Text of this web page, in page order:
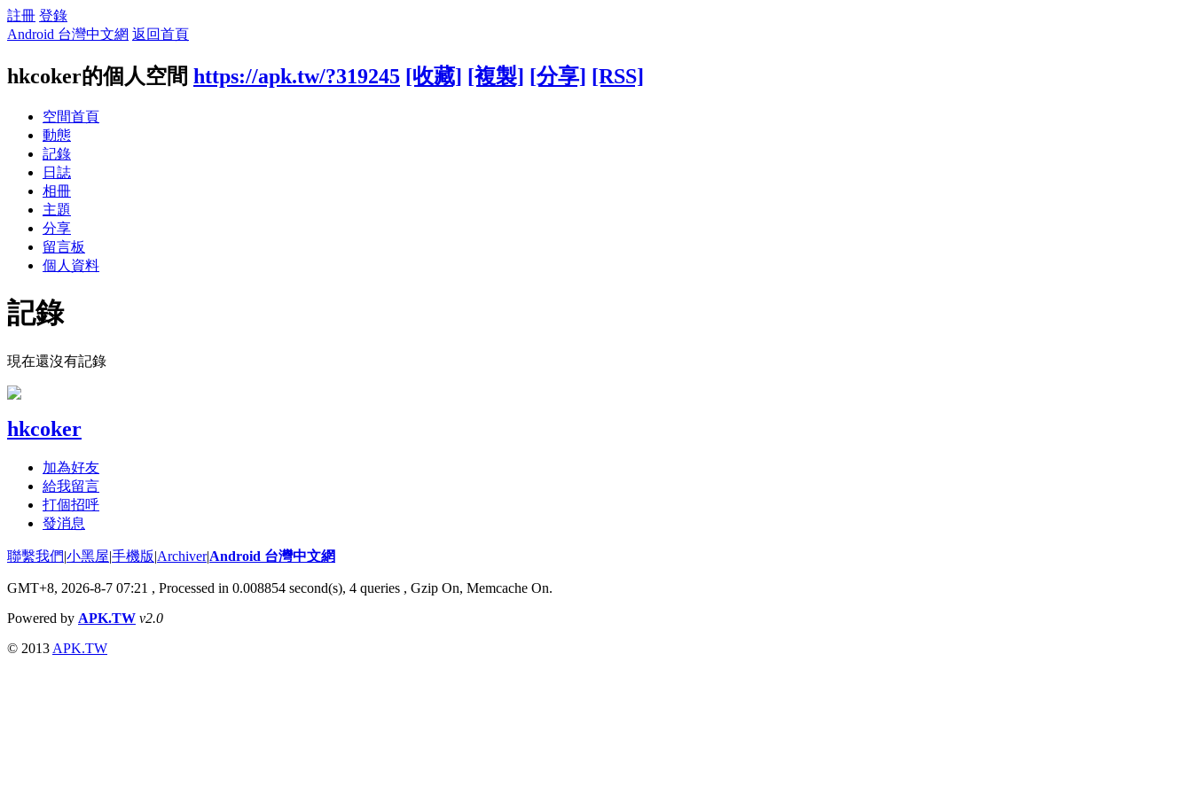
註冊 登錄
Android 台灣中文網 返回首頁
hkcoker的個人空間 https://apk.tw/?319245 [收藏] [複製] [分享] [RSS]
空間首頁
動態
記錄
日誌
相冊
主題
分享
留言板
個人資料
記錄
現在還沒有記錄
hkcoker
加為好友
給我留言
打個招呼
發消息
聯繫我們|小黑屋|手機版|Archiver|Android 台灣中文網
GMT+8, 2026-8-7 07:21 , Processed in 0.008854 second(s), 4 queries , Gzip On, Memcache On.
Powered by APK.TW v2.0
© 2013 APK.TW